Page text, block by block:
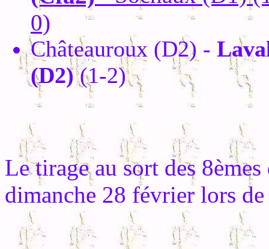
0)
Châteauroux (D2) -
(D2)(1-2)
Le tirage au sort des
dimanche 28 février lors